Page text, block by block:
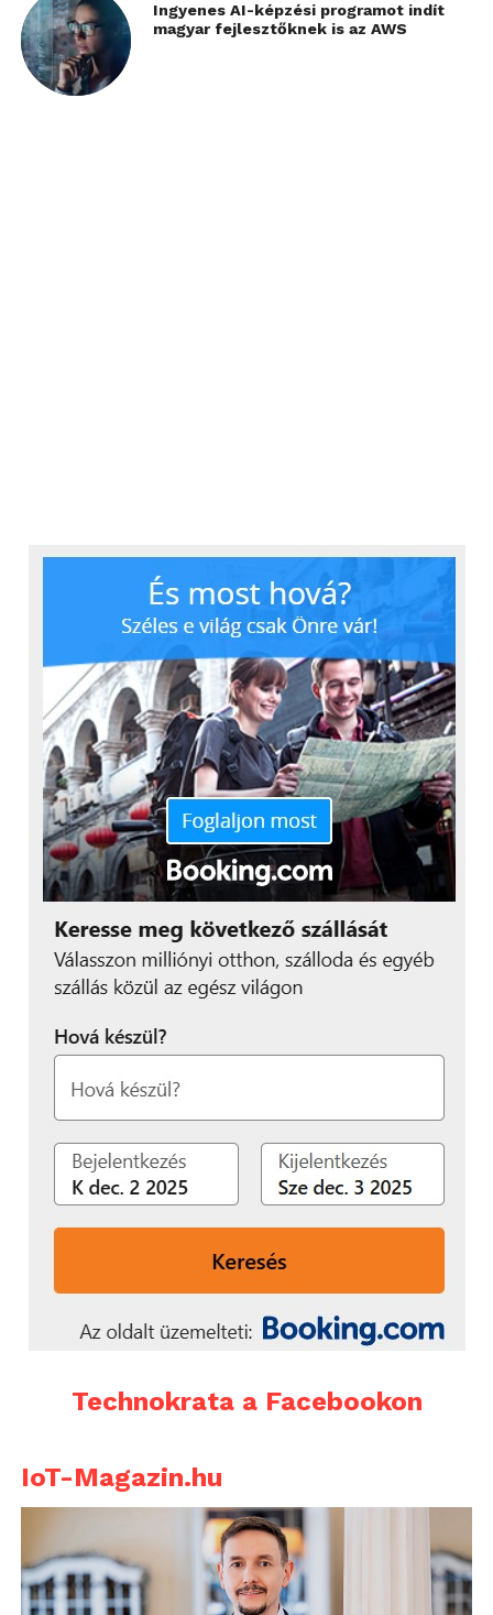
szigorúbb, nemzetközi
szabványoknak
megfelelő teljes körű
végezhessék napi
munkájukat.”
– mondta Radványi Gábor, a Futureal főépítésze, a
Magyar Környezettudatos Építés Egyesülete
(HuGBC) alelnöke.
A WELL előminősítési rendszerében jelenleg 9
európai irodaprojekt szerepel: négy lengyel, egy-egy
francia és svéd mellett a Futureal-csoport három
magyarországi fejlesztése. A listán emellett Kína 20,
Ausztrália 4, illetve Kanada egy irodával van jelen.
WELL minősítést világszerte 56 irodaépület kapott
már: az USA 25, Kanada 8, Ausztrália és Kína 5-5, az
Egyesült Királyság 4, Franciaország 3, Mexikó 2,
illetve Brazília, Japán, Spanyolország és Írország 1-1
államokbeli és egy kínai – fejlesztés érdemelte ki a
Ingyenes AI-képzési programot indít
magyar fejlesztőknek is az AWS
Technokrata a Facebookon
IoT-Magazin.hu